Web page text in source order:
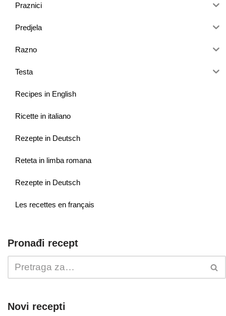
Praznici
Predjela
Razno
Testa
Recipes in English
Ricette in italiano
Rezepte in Deutsch
Reteta in limba romana
Rezepte in Deutsch
Les recettes en français
Pronađi recept
Novi recepti